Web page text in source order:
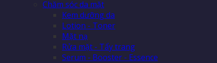
Chăm sóc da mặt
Kem dưỡng da
Lotion - Toner
Mặt nạ
Rửa mặt - Tẩy trang
Serum - Booster - Essence